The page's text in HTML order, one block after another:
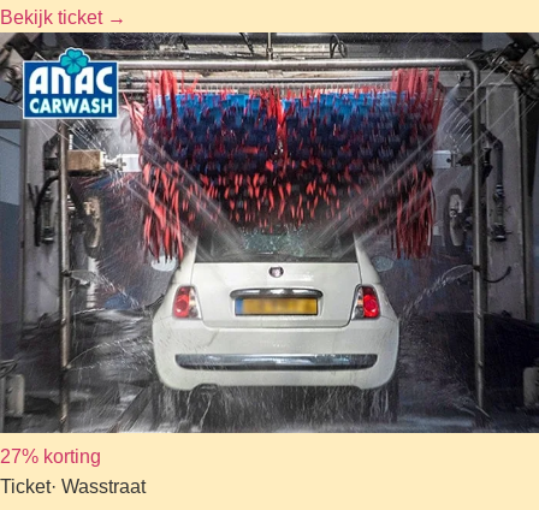
Bekijk ticket →
27% korting
Ticket· Wasstraat